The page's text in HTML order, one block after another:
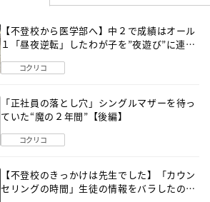
【不登校から医学部へ】中２で成績はオール
１「昼夜逆転」したわが子を”夜遊び”に連れ
コクリコ
「正社員の落とし穴」シングルマザーを待っ
ていた“魔の２年間”【後編】
コクリコ
【不登校のきっかけは先生でした】「カウン
セリングの時間」生徒の情報をバラしたの